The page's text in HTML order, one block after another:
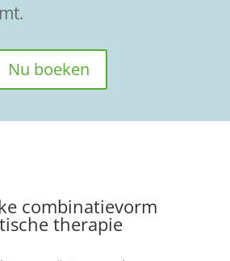
Nu boeken
combinatievorm
therapie